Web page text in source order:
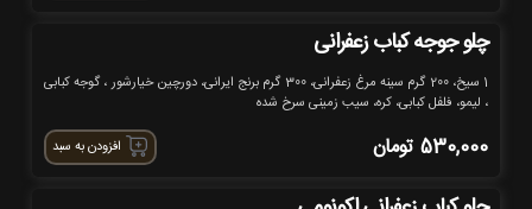
چلو جوجه کباب زعفرانی
1 سیخ، 200 گرم سینه مرغ زعفرانی، 300 گرم برنج ایرانی، دورچین خیارشور ، گوجه کبابی
، لیمو، فلفل کبابی، کره، سیب زمینی سرخ شده
530,000 تومان افزودن به سبد